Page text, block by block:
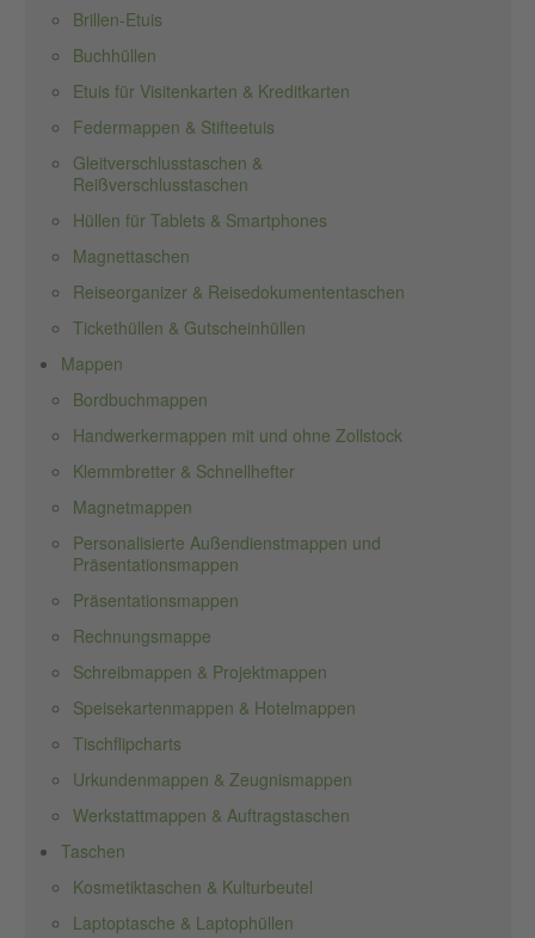
Brillen-Etuis
Buchhüllen
Etuis für Visitenkarten & Kreditkarten
Federmappen & Stifteetuis
Gleitverschlusstaschen &
Reißverschlusstaschen
Hüllen für Tablets & Smartphones
Magnettaschen
Reiseorganizer & Reisedokumententaschen
Tickethüllen & Gutscheinhüllen
Mappen
Bordbuchmappen
Handwerkermappen mit und ohne Zollstock
Klemmbretter & Schnellhefter
Magnetmappen
Personalisierte Außendienstmappen und
Präsentationsmappen
Präsentationsmappen
Rechnungsmappe
Schreibmappen & Projektmappen
Speisekartenmappen & Hotelmappen
Tischflipcharts
Urkundenmappen & Zeugnismappen
Werkstattmappen & Auftragstaschen
Taschen
Kosmetiktaschen & Kulturbeutel
Laptoptasche & Laptophüllen